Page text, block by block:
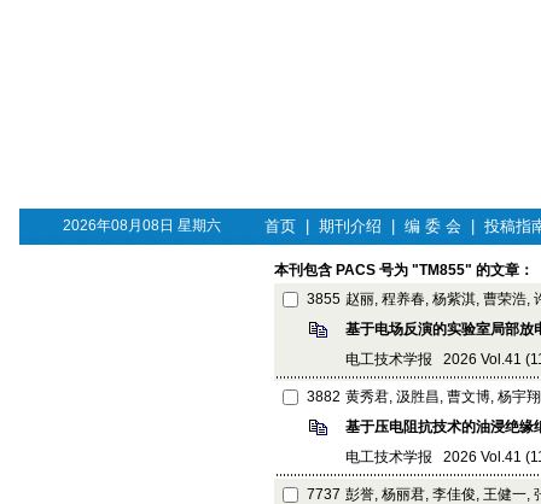
2026年08月08日 星期六 首页 期刊介绍 编 委 会 投稿指
本刊包含 PACS 号为 "TM855" 的文章：
3855 赵丽, 程养春, 杨紫淇, 曹荣浩,
基于电场反演的实验室局部放
电工技术学报 2026 Vol.41
3882 黄秀君, 汲胜昌, 曹文博, 杨宇
基于压电阻抗技术的油浸绝缘
电工技术学报 2026 Vol.41
7737 彭誉, 杨丽君, 李佳俊, 王健一,